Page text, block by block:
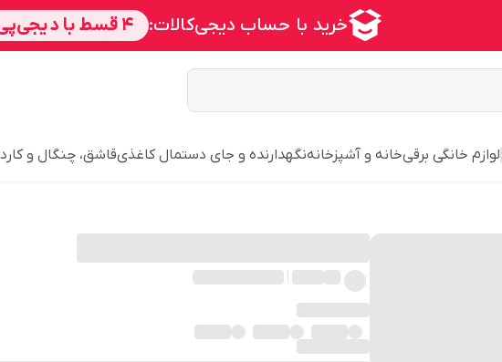
لوازم خانگی برقیخانه و آشپزخانهنگهدارنده و جای دستمال کاغذیقاشق، چنگال و کارد